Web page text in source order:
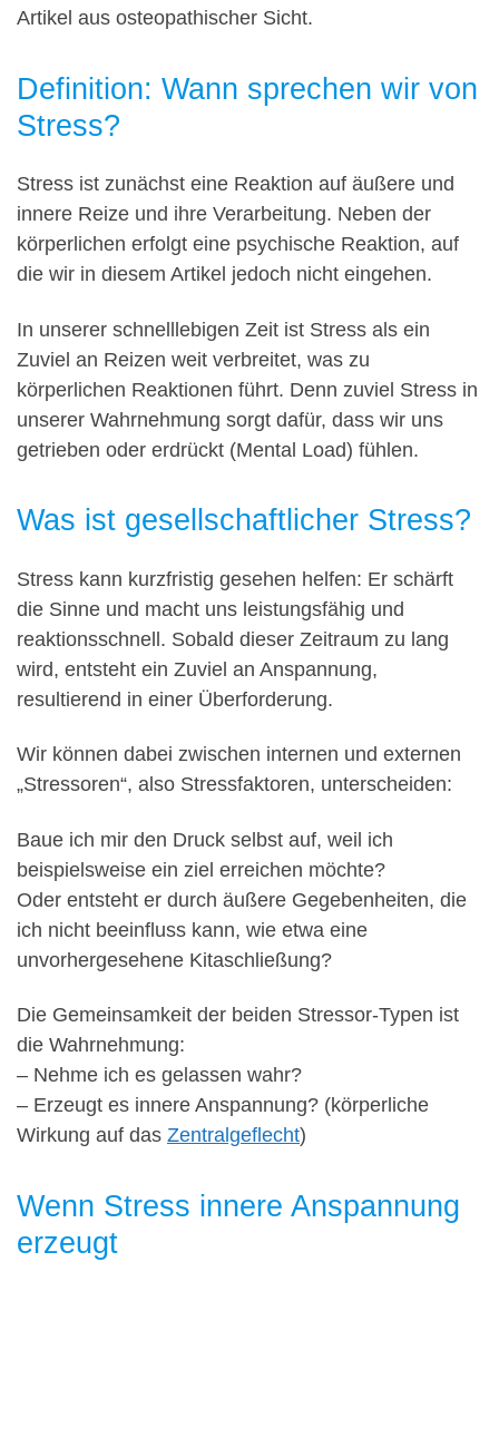
Artikel aus osteopathischer Sicht.
Definition: Wann sprechen wir von
Stress?
Stress ist zunächst eine Reaktion auf äußere und
innere Reize und ihre Verarbeitung. Neben der
körperlichen erfolgt eine psychische Reaktion, auf
die wir in diesem Artikel jedoch nicht eingehen.
In unserer schnelllebigen Zeit ist Stress als ein
Zuviel an Reizen weit verbreitet, was zu
körperlichen Reaktionen führt. Denn zuviel Stress in
unserer Wahrnehmung sorgt dafür, dass wir uns
getrieben oder erdrückt (Mental Load) fühlen.
Was ist gesellschaftlicher Stress?
Stress kann kurzfristig gesehen helfen: Er schärft
die Sinne und macht uns leistungsfähig und
reaktionsschnell. Sobald dieser Zeitraum zu lang
wird, entsteht ein Zuviel an Anspannung,
resultierend in einer Überforderung.
Wir können dabei zwischen internen und externen
„Stressoren“, also Stressfaktoren, unterscheiden:
Baue ich mir den Druck selbst auf, weil ich
beispielsweise ein ziel erreichen möchte?
Oder entsteht er durch äußere Gegebenheiten, die
ich nicht beeinfluss kann, wie etwa eine
unvorhergesehene Kitaschließung?
Die Gemeinsamkeit der beiden Stressor-Typen ist
die Wahrnehmung:
– Nehme ich es gelassen wahr?
– Erzeugt es innere Anspannung? (körperliche
Wirkung auf das Zentralgeflecht)
Wenn Stress innere Anspannung
erzeugt